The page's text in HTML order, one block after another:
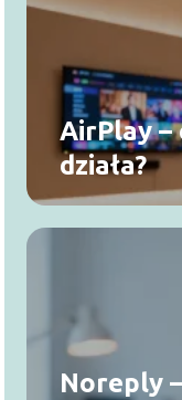
AirPlay –
działa?
Noreply